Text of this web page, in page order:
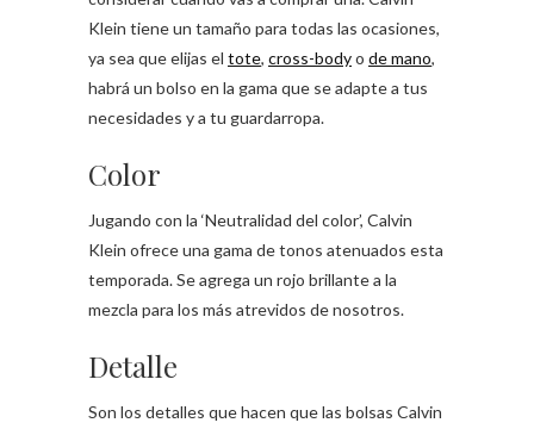
Klein tiene un tamaño para todas las ocasiones,
ya sea que elijas el tote, cross-bodyo de mano,
habrá un bolso en la gama que se adapte a tus
necesidades y a tu guardarropa.
Color
Jugando con la ‘Neutralidad del color’, Calvin
Klein ofrece una gama de tonos atenuados esta
temporada. Se agrega un rojo brillante a la
mezcla para los más atrevidos de nosotros.
Detalle
Son los detalles que hacen que las bolsas Calvin